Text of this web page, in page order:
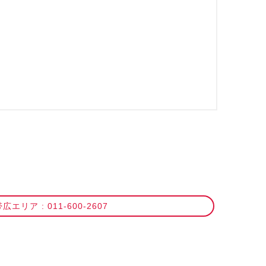
広エリア : 011-600-2607